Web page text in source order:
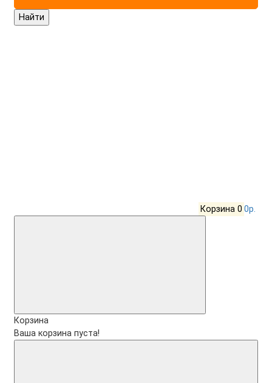
Найти
Корзина 0 0р.
Корзина
Ваша корзина пуста!